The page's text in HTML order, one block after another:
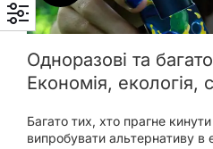
Одноразові та
Економія, екологія,
Багато тих, хто прагне кинути
випробувати альтернативу в